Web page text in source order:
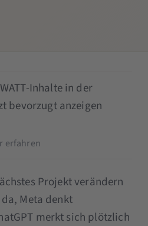
Inhalte in der
bevorzugt anzeigen
erfahren
Projekt verändern
Meta denkt
merkt sich plötzlich